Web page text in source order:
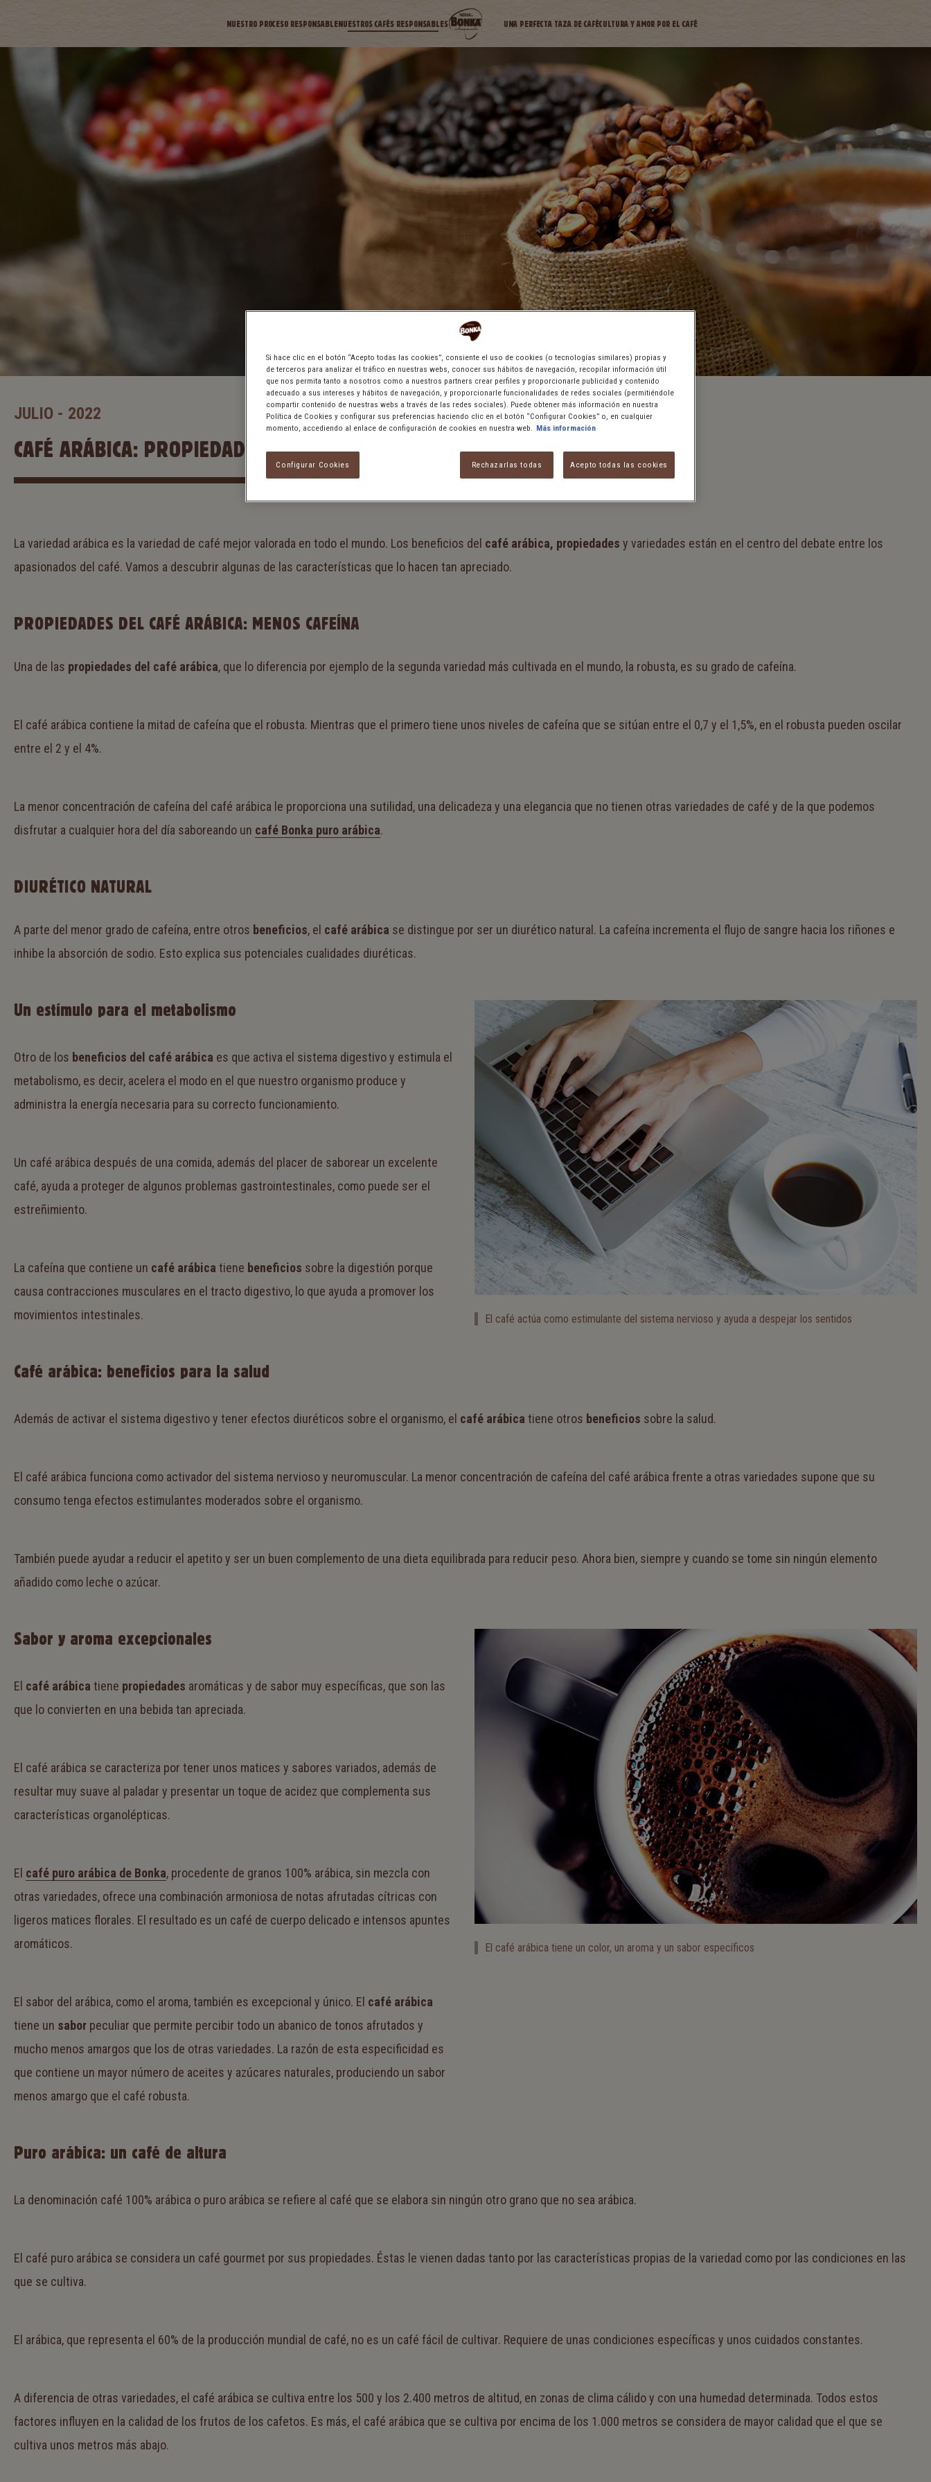
NUESTRO PROCESO RESPONSABLE NUESTROS CAFÉS RESPONSABLES UNA PERFECTA TAZA DE CAFÉCULTURA Y AMOR POR EL CAFÉ
JULIO - 2022
CAFÉ ARÁBICA: PROPIEDADES Y BENEFICIOS
La variedad arábica es la variedad de café mejor valorada en todo el mundo. Los beneficios del café arábica, propiedades y variedades están en el centro del debate entre los
apasionados del café. Vamos a descubrir algunas de las características que lo hacen tan apreciado.
PROPIEDADES DEL CAFÉ ARÁBICA: MENOS CAFEÍNA
Una de las propiedades del café arábica, que lo diferencia por ejemplo de la segunda variedad más cultivada en el mundo, la robusta, es su grado de cafeína.
El café arábica contiene la mitad de cafeína que el robusta. Mientras que el primero tiene unos niveles de cafeína que se sitúan entre el 0,7 y el 1,5%, en el robusta pueden oscilar
entre el 2 y el 4%.
La menor concentración de cafeína del café arábica le proporciona una sutilidad, una delicadeza y una elegancia que no tienen otras variedades de café y de la que podemos
disfrutar a cualquier hora del día saboreando un café Bonka puro arábica.
DIURÉTICO NATURAL
A parte del menor grado de cafeína, entre otros beneficios, el café arábica se distingue por ser un diurético natural. La cafeína incrementa el flujo de sangre hacia los riñones e
inhibe la absorción de sodio. Esto explica sus potenciales cualidades diuréticas.
Un estímulo para el metabolismo
Otro de los beneficios del café arábica es que activa el sistema digestivo y estimula el
metabolismo, es decir, acelera el modo en el que nuestro organismo produce y
administra la energía necesaria para su correcto funcionamiento.
Un café arábica después de una comida, además del placer de saborear un excelente
café, ayuda a proteger de algunos problemas gastrointestinales, como puede ser el
estreñimiento.
La cafeína que contiene un café arábica tiene beneficios sobre la digestión porque
causa contracciones musculares en el tracto digestivo, lo que ayuda a promover los
movimientos intestinales.
El café actúa como estimulante del sistema nervioso y ayuda a despejar los sentidos
Café arábica: beneficios para la salud
Además de activar el sistema digestivo y tener efectos diuréticos sobre el organismo, el café arábica tiene otros beneficios sobre la salud.
El café arábica funciona como activador del sistema nervioso y neuromuscular. La menor concentración de cafeína del café arábica frente a otras variedades supone que su
consumo tenga efectos estimulantes moderados sobre el organismo.
También puede ayudar a reducir el apetito y ser un buen complemento de una dieta equilibrada para reducir peso. Ahora bien, siempre y cuando se tome sin ningún elemento
añadido como leche o azúcar.
Sabor y aroma excepcionales
El café arábica tiene propiedades aromáticas y de sabor muy específicas, que son las
que lo convierten en una bebida tan apreciada.
El café arábica se caracteriza por tener unos matices y sabores variados, además de
resultar muy suave al paladar y presentar un toque de acidez que complementa sus
características organolépticas.
El café puro arábica de Bonka, procedente de granos 100% arábica, sin mezcla con
otras variedades, ofrece una combinación armoniosa de notas afrutadas cítricas con
ligeros matices florales. El resultado es un café de cuerpo delicado e intensos apuntes
aromáticos.
El sabor del arábica, como el aroma, también es excepcional y único. El café arábica
tiene un saborpeculiar que permite percibir todo un abanico de tonos afrutados y
mucho menos amargos que los de otras variedades. La razón de esta especificidad es
que contiene un mayor número de aceites y azúcares naturales, produciendo un sabor
menos amargo que el café robusta.
El café arábica tiene un color, un aroma y un sabor específicos
Puro arábica: un café de altura
La denominación café 100% arábica o puro arábica se refiere al café que se elabora sin ningún otro grano que no sea arábica.
El café puro arábica se considera un café gourmet por sus propiedades. Éstas le vienen dadas tanto por las características propias de la variedad como por las condiciones en las
que se cultiva.
El arábica, que representa el 60% de la producción mundial de café, no es un café fácil de cultivar. Requiere de unas condiciones específicas y unos cuidados constantes.
A diferencia de otras variedades, el café arábica se cultiva entre los 500 y los 2.400 metros de altitud, en zonas de clima cálido y con una humedad determinada. Todos estos
factores influyen en la calidad de los frutos de los cafetos. Es más, el café arábica que se cultiva por encima de los 1.000 metros se considera de mayor calidad que el que se
cultiva unos metros más abajo.
Si hace clic en el botón “Acepto todas las cookies”, consiente el uso de cookies (o tecnologías similares) propias y
de terceros para analizar el tráfico en nuestras webs, conocer sus hábitos de navegación, recopilar información útil
que nos permita tanto a nosotros como a nuestros partners crear perfiles y proporcionarle publicidad y contenido
adecuado a sus intereses y hábitos de navegación, y proporcionarle funcionalidades de redes sociales (permitiéndole
compartir contenido de nuestras webs a través de las redes sociales). Puede obtener más información en nuestra
Política de Cookies y configurar sus preferencias haciendo clic en el botón “Configurar Cookies” o, en cualquier
momento, accediendo al enlace de configuración de cookies en nuestra web. Más información
Configurar Cookies Rechazarlas todas Acepto todas las cookies